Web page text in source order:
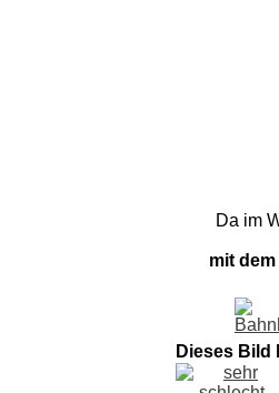
Da im
mit
Dieses Bild